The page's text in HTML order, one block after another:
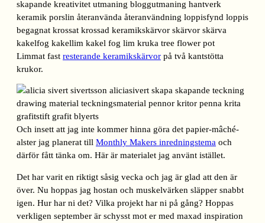
Limmat fast resterande keramikskärvor på två kantstötta
krukor.
Och insett att jag inte kommer hinna göra det papier-mâché-
alster jag planerat till Monthly Makers inredningstema och
därför fått tänka om. Här är materialet jag använt istället.
Det har varit en riktigt såsig vecka och jag är glad att den är
över. Nu hoppas jag hostan och muskelvärken släpper snabbt
igen. Hur har ni det? Vilka projekt har ni på gång? Hoppas
verkligen september är schysst mot er med maxad inspiration